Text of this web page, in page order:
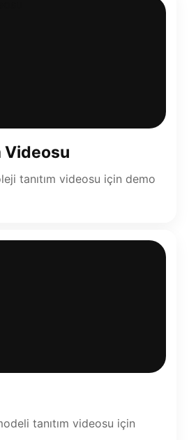
Videosu
tanıtım videosu için demo
tanıtım videosu için